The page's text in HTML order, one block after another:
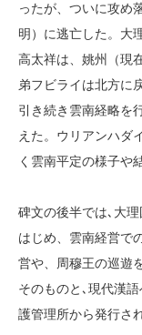
ったが、ついに攻め
明）に逃亡した。大
高太祥は、姚州（現
弟フビライは北方に
引き続き雲南経略を
えた。ウリアンハダ
く雲南平定の様子や
碑文の後半では､大
はじめ、雲南経営で
営や、周穆王の巡遊
そのものと､現代漢
護管理所から発行さ